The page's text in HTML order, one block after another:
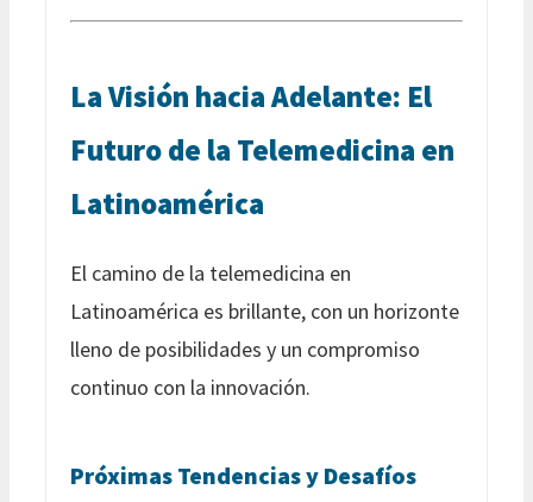
La Visión hacia Adelante: El
Futuro de la Telemedicina en
Latinoamérica
El camino de la telemedicina en
Latinoamérica es brillante, con un horizonte
lleno de posibilidades y un compromiso
continuo con la innovación.
Próximas Tendencias y Desafíos